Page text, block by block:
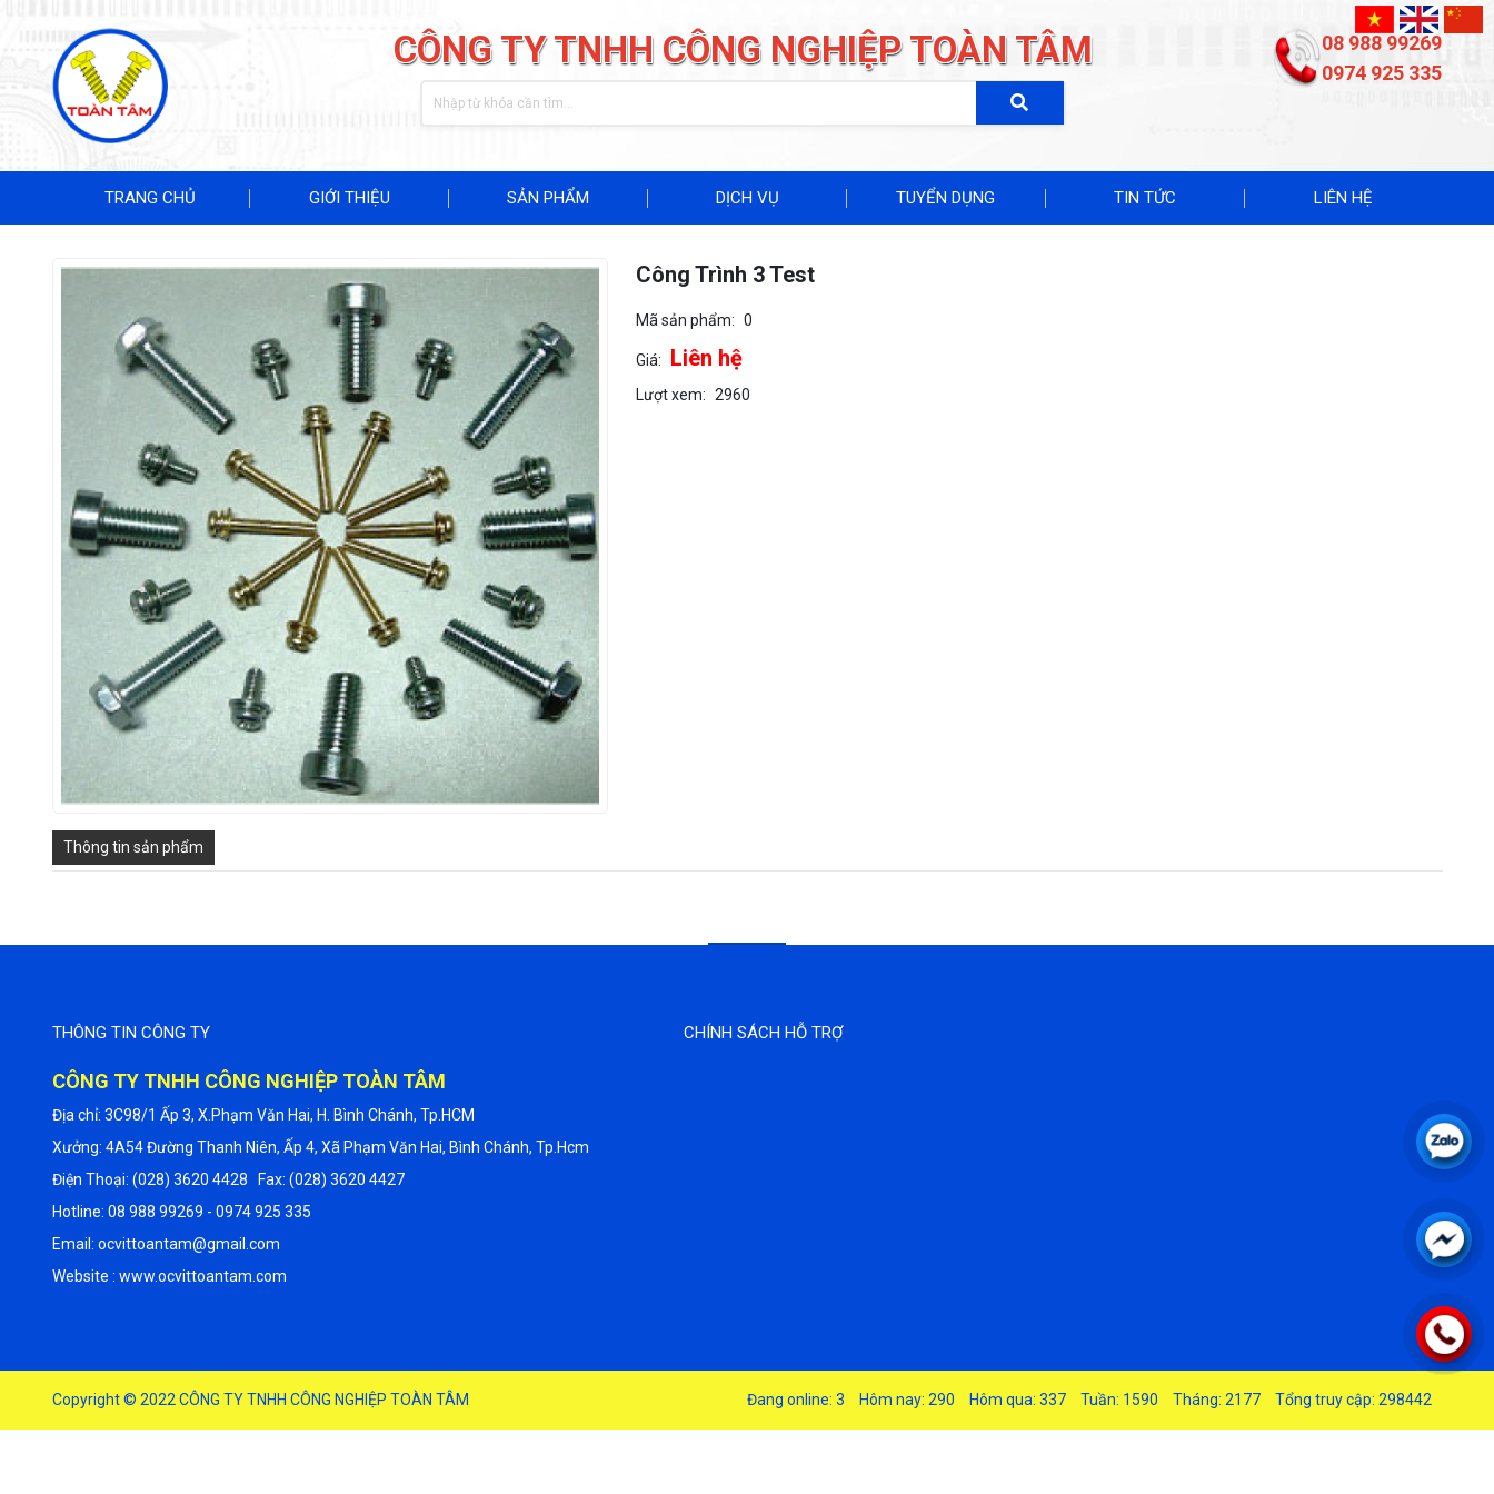
CÔNG TY TNHH CÔNG NGHIỆP TOÀN TÂM
08 988 99269
0974 925 335
TRANG CHỦ GIỚI THIỆU SẢN PHẨM DỊCH VỤ TUYỂN DỤNG TIN TỨC LIÊN HỆ
Công Trình 3 Test
Mã sản phẩm: 0
Giá: Liên hệ
Lượt xem: 2960
Thông tin sản phẩm
THÔNG TIN CÔNG TY
CÔNG TY TNHH CÔNG NGHIỆP TOÀN TÂM
Địa chỉ: 3C98/1 Ấp 3, X.Phạm Văn Hai, H. Bình Chánh, Tp.HCM
Xưởng: 4A54 Đường Thanh Niên, Ấp 4, Xã Phạm Văn Hai, Bình Chánh, Tp.Hcm
Điện Thoại: (028) 3620 4428 Fax: (028) 3620 4427
Hotline: 08 988 99269 - 0974 925 335
Email: ocvittoantam@gmail.com
Website : www.ocvittoantam.com
CHÍNH SÁCH HỖ TRỢ
Copyright © 2022CÔNG TY TNHH CÔNG NGHIỆP TOÀN TÂM Đang online: 3 Hôm nay: 290 Hôm qua: 337 Tuần: 1590 Tháng: 2177 Tổng truy cập: 298442